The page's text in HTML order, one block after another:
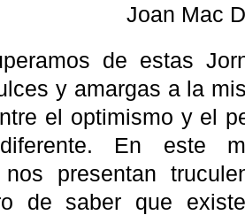
Joan Mac
de estas
y amargas a la
el optimismo y el
En este
nos presentan
de saber que